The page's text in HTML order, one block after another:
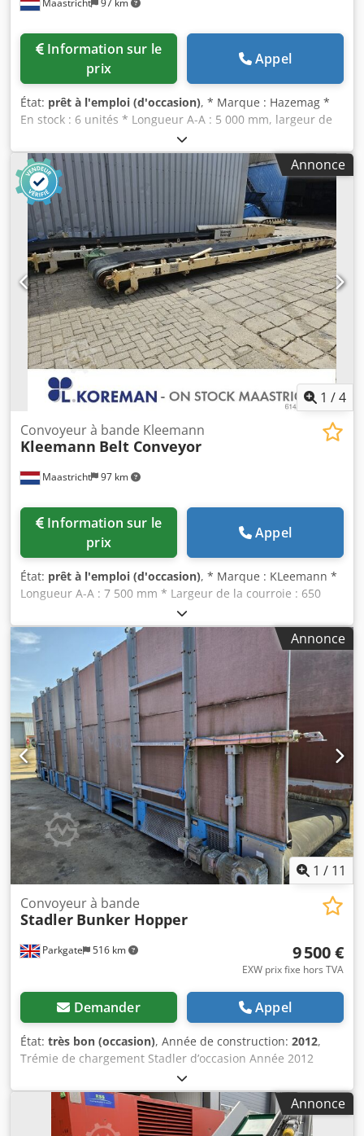
Maastricht 97 km
prix
Appel
État: prêt à l'emploi (d'occasion), * Marque : Hazemag *
En stock : 6 unités * Longueur A-A : 5 000 mm, largeur de
la courroie : 600 mm, puissance du moteur : 3 kW.
Dsdpfxsywm U No Ai Rskr * Longueur A-A : 3 000 mm,
largeur de la courroie : 800 mm, puissance du moteur :
3 kW. * Longueur A-A : 5 000 mm, largeur de la courroie :
1 000 mm, puissance du moteur : 7,5 kW. * Longueur A-A :
2 300 mm, largeur de la courroie : 700 mm, puissance du
moteur : 3 kW. * Longueur A-A : 5 800 mm, largeur de la
courroie : 800 mm, puissance du moteur : 3 kW. *
Longueur A-A : 3 500 mm, largeur de la courroie : 650 mm,
puissance du moteur : 5,5 kW.
Annonce
1 /4
Maastricht 97 km
Convoyeur à bande Kleemann
Kleemann Belt Conveyor
prix
Appel
État: prêt à l'emploi (d'occasion), * Marque : KLeemann *
Longueur A-A : 7 500 mm * Largeur de la courroie : 650
mm * Entraînement : réducteur de 7,5 kW * En stock : 1
pièce Djdpfx Aijywm Sbe Rskr
Annonce
1 / 11
Parkgate 516 km
Convoyeur à bande
Stadler Bunker Hopper
9 500 €
EXW prix fixe hors TVA
Demander Appel
État: très bon (occasion), Année de construction: 2012,
Trémie de chargement Stadler d’occasion Année 2012
Dkjdpfxozqvdqj Ai Rer Dimensions : 10 m de long x 2 m de
large x 3 m de haut Les parois peuvent être retirées pour
ne laisser que le convoyeur. Excellent état Entraînement
par moteur électrique / réducteur.
Annonce